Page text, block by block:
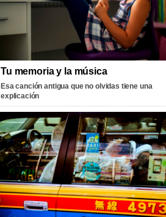
Tu memoria y la música
Esa canción antigua que no olvidas tiene una
explicación